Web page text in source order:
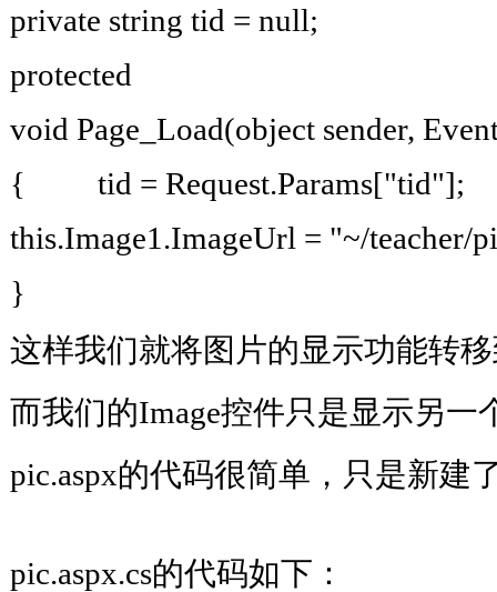
private string tid = null;
protected
void Page_Load(object sender,
{ tid =
this.Image1.ImageUrl = "~/
}
这样我们就将图片的显示功能转
而我们的Image控件只是显示
pic.aspx的代码很简单，只是新建
pic.aspx.cs的代码如下：